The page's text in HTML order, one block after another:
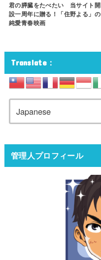
君の膵臓をたべたい 当サイト開
設一周年に贈る！「住野よる」の
純愛青春映画
Translate：
管理人プロフィール